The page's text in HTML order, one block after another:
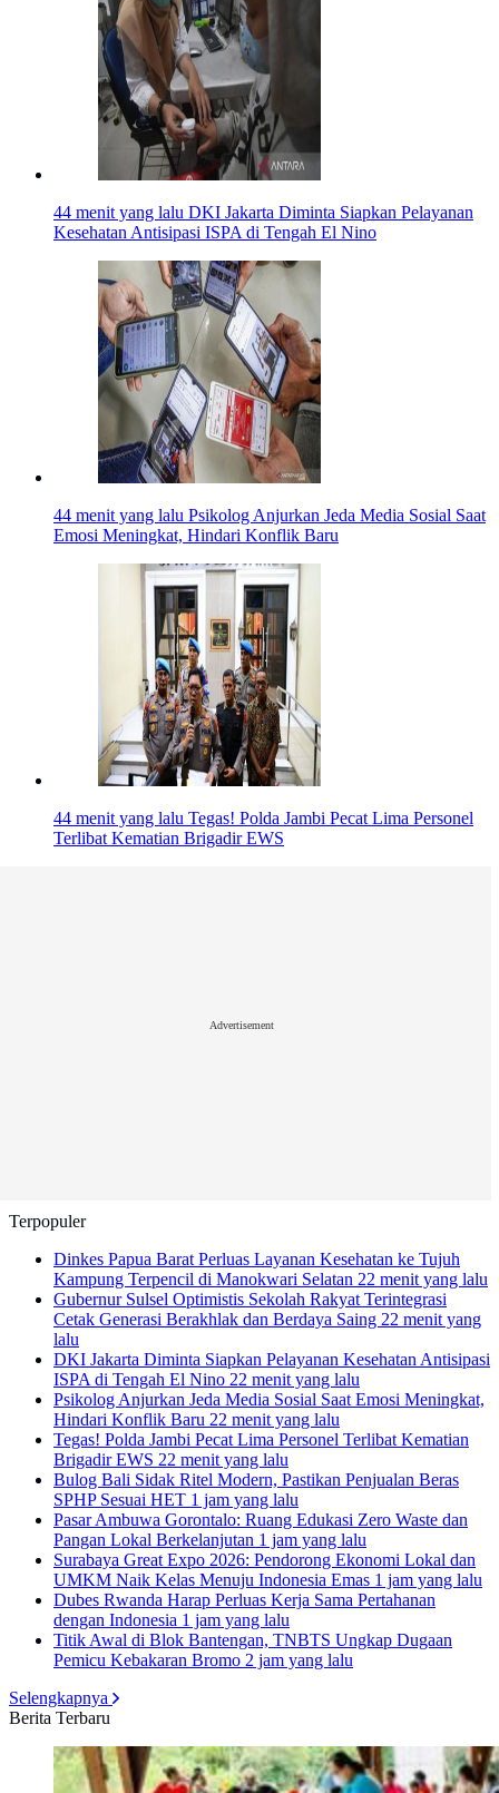
44 menit yang lalu DKI Jakarta Diminta Siapkan Pelayanan
Kesehatan Antisipasi ISPA di Tengah El Nino
44 menit yang lalu Psikolog Anjurkan Jeda Media Sosial Saat
Emosi Meningkat, Hindari Konflik Baru
44 menit yang lalu Tegas! Polda Jambi Pecat Lima Personel
Terlibat Kematian Brigadir EWS
Advertisement
Terpopuler
Dinkes Papua Barat Perluas Layanan Kesehatan ke Tujuh
Kampung Terpencil di Manokwari Selatan 22 menit yang lalu
Gubernur Sulsel Optimistis Sekolah Rakyat Terintegrasi
Cetak Generasi Berakhlak dan Berdaya Saing 22 menit yang
lalu
DKI Jakarta Diminta Siapkan Pelayanan Kesehatan Antisipasi
ISPA di Tengah El Nino 22 menit yang lalu
Psikolog Anjurkan Jeda Media Sosial Saat Emosi Meningkat,
Hindari Konflik Baru 22 menit yang lalu
Tegas! Polda Jambi Pecat Lima Personel Terlibat Kematian
Brigadir EWS 22 menit yang lalu
Bulog Bali Sidak Ritel Modern, Pastikan Penjualan Beras
SPHP Sesuai HET 1 jam yang lalu
Pasar Ambuwa Gorontalo: Ruang Edukasi Zero Waste dan
Pangan Lokal Berkelanjutan 1 jam yang lalu
Surabaya Great Expo 2026: Pendorong Ekonomi Lokal dan
UMKM Naik Kelas Menuju Indonesia Emas 1 jam yang lalu
Dubes Rwanda Harap Perluas Kerja Sama Pertahanan
dengan Indonesia 1 jam yang lalu
Titik Awal di Blok Bantengan, TNBTS Ungkap Dugaan
Pemicu Kebakaran Bromo 2 jam yang lalu
Selengkapnya
Berita Terbaru